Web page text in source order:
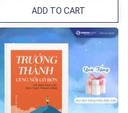
ADD TO CART